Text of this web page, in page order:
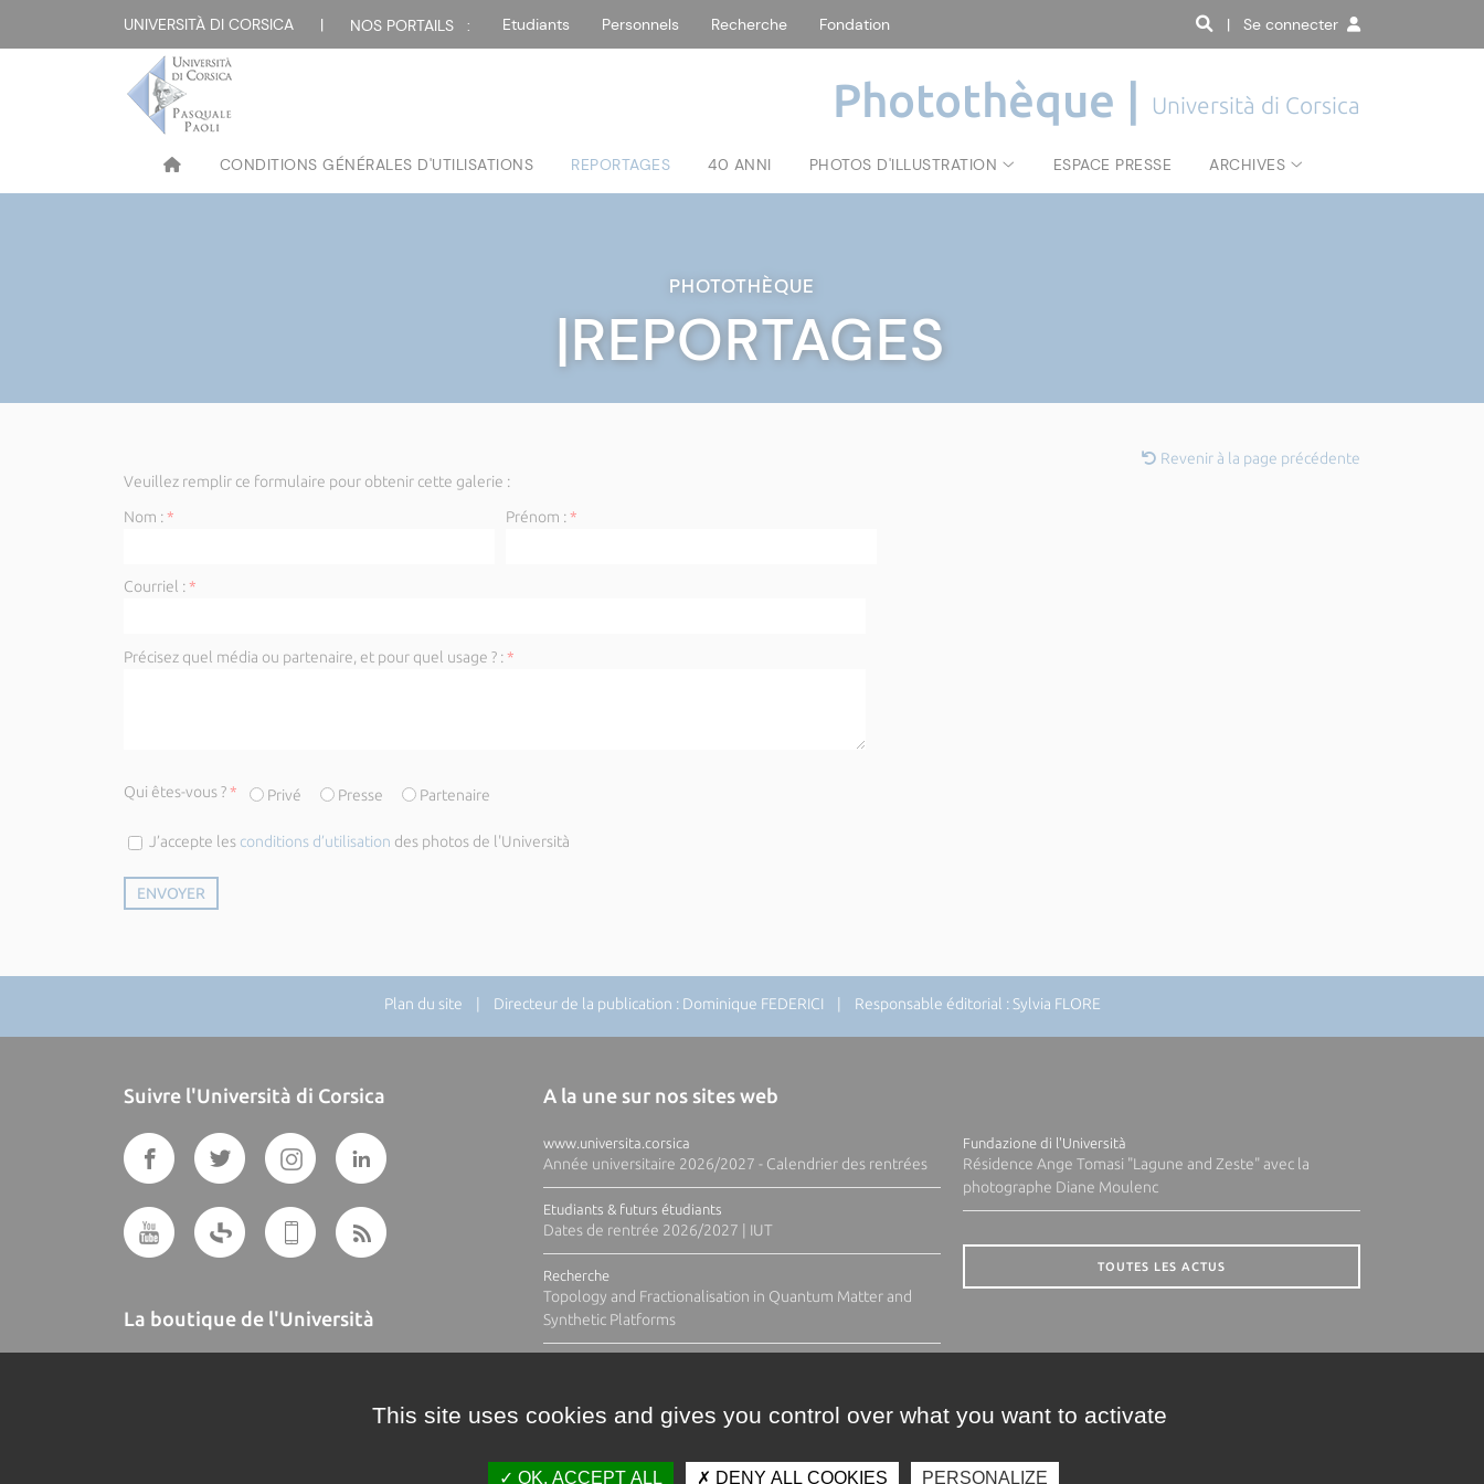
UNIVERSITÀ DI CORSICA | NOS PORTAILS : Etudiants Personnels Recherche Fondation | Se connecter
Photothèque | Università di Corsica
CONDITIONS GÉNÉRALES D'UTILISATIONS REPORTAGES 40 ANNI PHOTOS D'ILLUSTRATION ESPACE PRESSE ARCHIVES
PHOTOTHÈQUE
|REPORTAGES
Revenir à la page précédente
Veuillez remplir ce formulaire pour obtenir cette galerie :
Nom :* Prénom :*
Courriel :*
Précisez quel média ou partenaire, et pour quel usage ? :*
Qui êtes-vous ?* Privé Presse Partenaire
J’accepte les conditions d’utilisation des photos de l'Università
Plan du site | Directeur de la publication : Dominique FEDERICI | Responsable éditorial : Sylvia FLORE
Suivre l'Università di Corsica
La boutique de l'Università
A la une sur nos sites web
www.universita.corsica
Année universitaire 2026/2027 - Calendrier des rentrées
Etudiants & futurs étudiants
Dates de rentrée 2026/2027 | IUT
Recherche
Topology and Fractionalisation in Quantum Matter and
Synthetic Platforms
Fundazione di l'Università
Résidence Ange Tomasi "Lagune and Zeste" avec la
photographe Diane Moulenc
TOUTES LES ACTUS
This site uses cookies and gives you control over what you want to activate
OK, ACCEPT ALL DENY ALL COOKIES PERSONALIZE